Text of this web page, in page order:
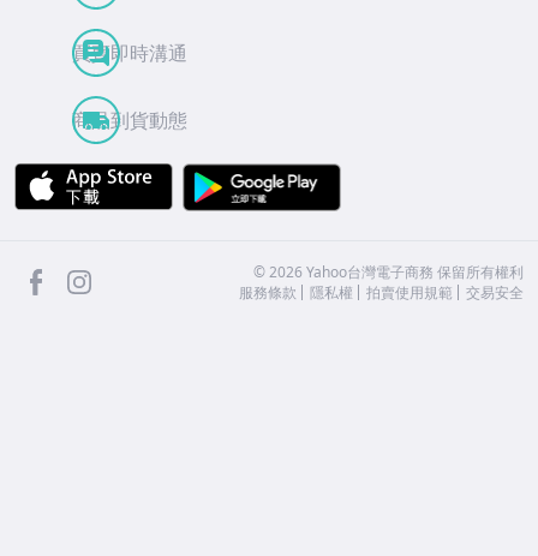
買賣即時溝通
商品到貨動態
APP Store
facebook ©2026 Yahoo台灣電子商務 保留所有權利
服務條款
隱私權 拍賣使用規範 交易安全